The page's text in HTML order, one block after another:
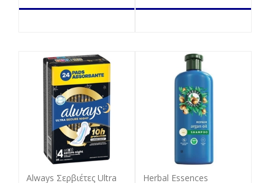
Always Σερβιέτες Ultra
Herbal Εssences